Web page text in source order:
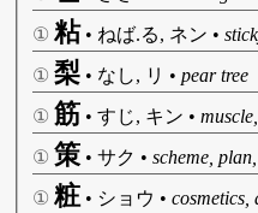
① 粘• ねば.る, ネン •
① 梨 • なし, リ • pear tree
① 筋 • すじ, キン •
① 策 • サク • scheme,
① 粧 • ショウ • cosmetics,